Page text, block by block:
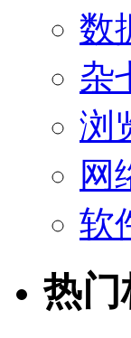
数
杂
浏
网
软
热门